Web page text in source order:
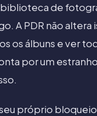
de
A PDR não
os álbuns e ver
por um
próprio